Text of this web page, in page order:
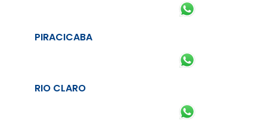
PIRACICABA
RIO CLARO